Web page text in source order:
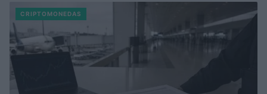
CRIPTOMONEDAS